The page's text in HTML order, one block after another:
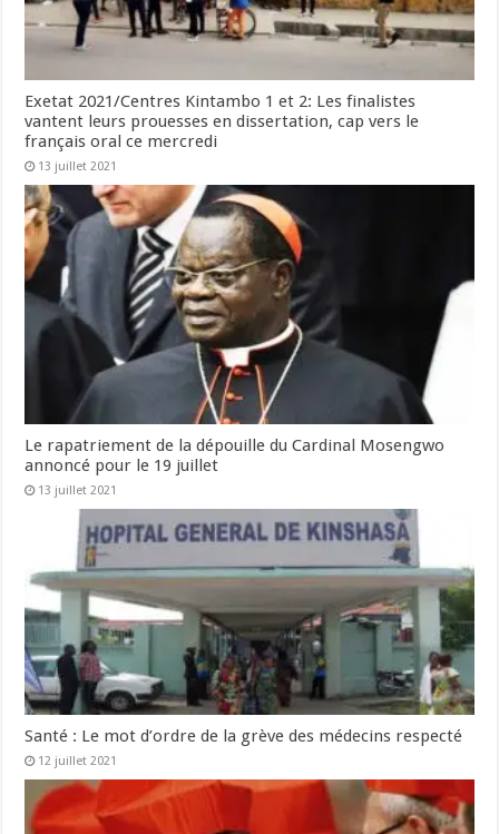
Exetat 2021/Centres Kintambo 1 et 2: Les finalistes
vantent leurs prouesses en dissertation, cap vers le
français oral ce mercredi
13 juillet 2021
Le rapatriement de la dépouille du Cardinal Mosengwo
annoncé pour le 19 juillet
13 juillet 2021
Santé : Le mot d’ordre de la grève des médecins respecté
12 juillet 2021